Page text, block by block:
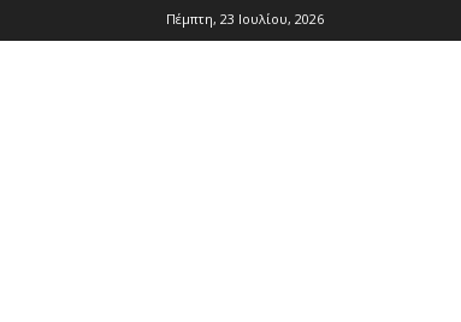
Πέμπτη, 23 Ιουλίου, 2026